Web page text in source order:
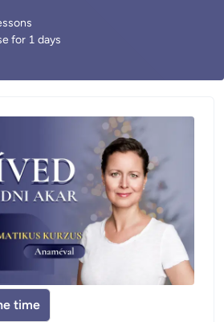
for 1 days
time